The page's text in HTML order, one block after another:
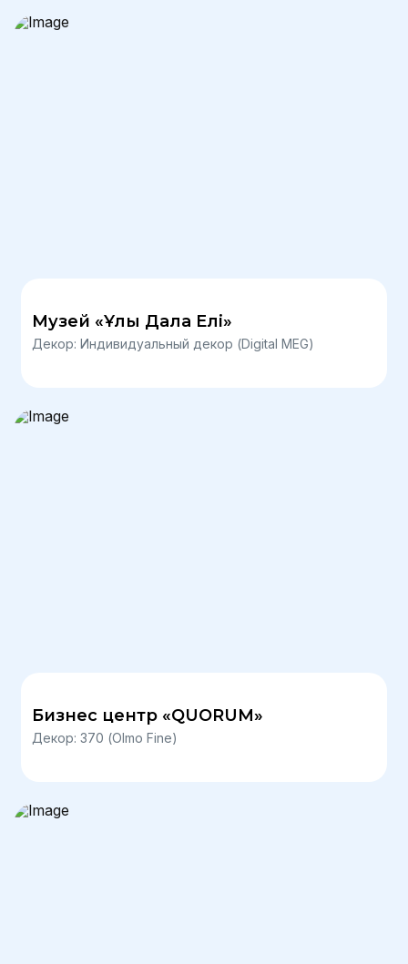
Музей «Ұлы Дала Елі»
Декор: Индивидуальный декор (Digital MEG)
Бизнес центр «QUORUM»
Декор: 370 (Olmo Fine)